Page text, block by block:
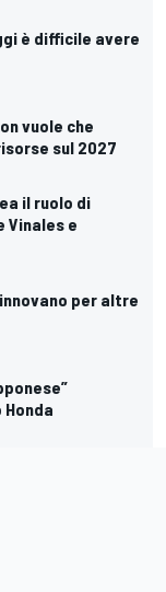
è difficile avere
vuole che
sul 2027
il ruolo di
Vinales e
per altre